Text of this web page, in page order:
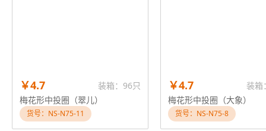
￥4.7
装箱：96只
梅花形中投圈（翠儿）
货号：NS-N75-11
￥4.7
装箱
梅花形中投圈（大象）
货号：NS-N75-8